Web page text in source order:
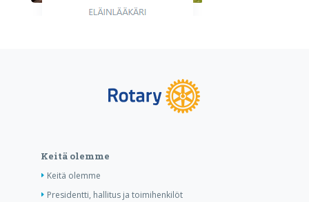
Keitä olemme
Keitä olemme
Presidentti, hallitus ja toimihenkilöt